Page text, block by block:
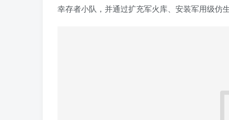
幸存者小队，并通过扩充军火库、安装军用级仿